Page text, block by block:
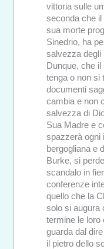
vittoria sulle
seconda che
sua morte
Sinedrio, ha
salvezza degli
Dunque, che
tenga o non si
documenti
cambia e non
salvezza di
Sua Madre e
spazzerà ogni
bergogliana e
Burke, si
scandalo in
conferenze
quello che la
solo si augura
termine le loro
guarda dal
il pietro dello